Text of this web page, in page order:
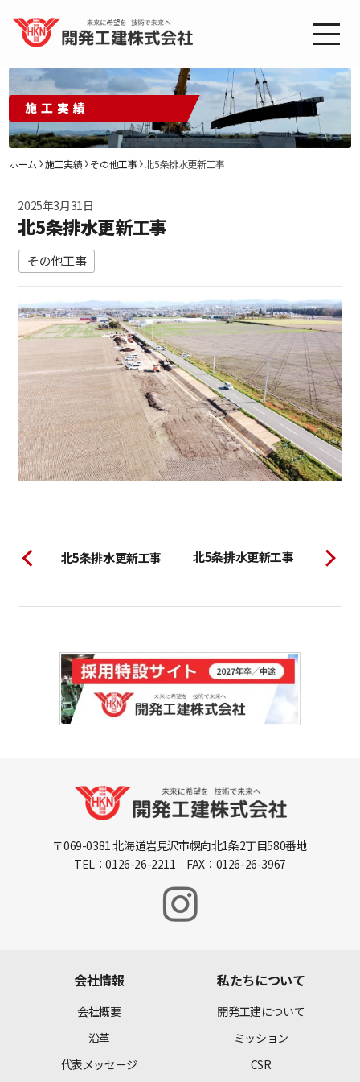
施工実績
ホーム 施工実績 その他工事 北5条排水更新工事
2025年3月31日
北5条排水更新工事
その他工事
北5条排水更新工事 北5条排水更新工事
〒069-0381 北海道岩見沢市幌向北1条2丁目580番地
TEL：0126-26-2211 FAX：0126-26-3967
会社情報
会社概要
沿革
代表メッセージ
私たちについて
開発工建について
ミッション
CSR